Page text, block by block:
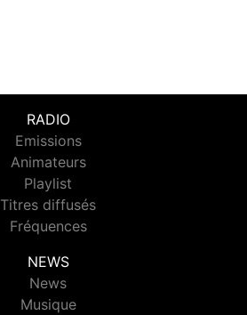
RADIO
Emissions
Animateurs
Playlist
Titres diffusés
Fréquences
NEWS
News
Musique